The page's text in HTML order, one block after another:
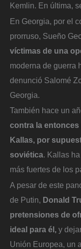
Kemlin. En última,
En Georgia, por el
prorruso, Sueño
víctimas de una
moderna de guerra
denunció Salomé
Georgia.
También hace un
contra la
Kallas, por
soviética. Kallas
más fuertes de los
A pesar de este
de Putin, Donald
pretensiones de
ideal para él, y
Unión Europea, un